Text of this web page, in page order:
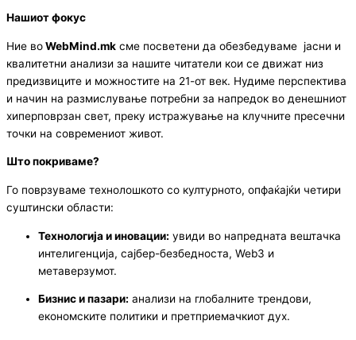
Нашиот фокус
Ние воWebMind.mk сме посветени да обезбедуваме јасни и
квалитетни анализи за нашите читатели кои се движат низ
предизвиците и можностите на 21-от век. Нудиме перспектива
и начин на размислување потребни за напредок во денешниот
хиперповрзан свет, преку истражување на клучните пресечни
точки на современиот живот.
Што покриваме?
Го поврзуваме технолошкото со културното, опфаќајќи четири
суштински области:
Технологија и иновации: увиди во напредната вештачка
интелигенција, сајбер-безбедноста, Web3 и
метаверзумот.
Бизнис и пазари: анализи на глобалните трендови,
економските политики и претприемачкиот дух.